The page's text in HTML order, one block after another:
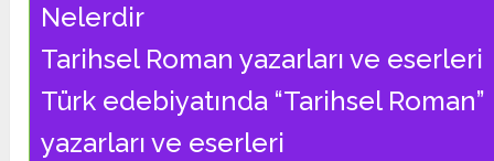
Nelerdir
Tarihsel Roman yazarları ve eserleri
Türk edebiyatında “Tarihsel Roman”
yazarları ve eserleri